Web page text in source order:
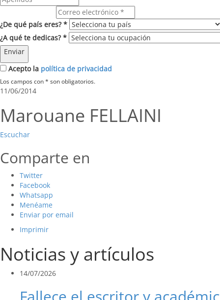
¿De qué país eres? *
¿A qué te dedicas? *
Enviar
Acepto la política de privacidad
Los campos con * son obligatorios.
11/06/2014
Marouane FELLAINI
Escuchar
Comparte en
Twitter
Facebook
Whatsapp
Menéame
Enviar por email
Imprimir
Noticias y artículos
14/07/2026